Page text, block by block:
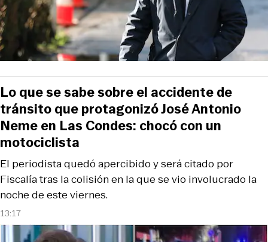
13:17
El periodista quedó apercibido y será citado por
Fiscalía tras la colisión en la que se vio involucrado la
noche de este viernes.
Lo que se sabe sobre el accidente de
tránsito que protagonizó José Antonio
Neme en Las Condes: chocó con un
motociclista